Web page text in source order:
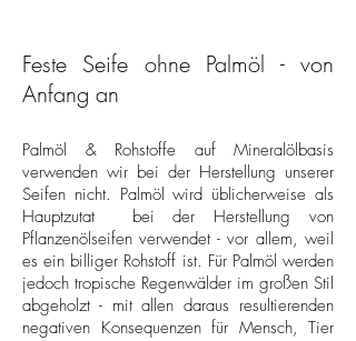
Feste Seife ohne Palmöl - von
Anfang an
Palmöl & Rohstoffe auf Mineralölbasis
verwenden wir bei der Herstellung unserer
Seifen nicht. Palmöl wird üblicherweise als
Hauptzutat bei der Herstellung von
Pflanzenölseifen verwendet - vor allem, weil
es ein billiger Rohstoff ist. Für Palmöl werden
jedoch tropische Regenwälder im großen Stil
abgeholzt - mit allen daraus resultierenden
negativen Konsequenzen für Mensch, Tier